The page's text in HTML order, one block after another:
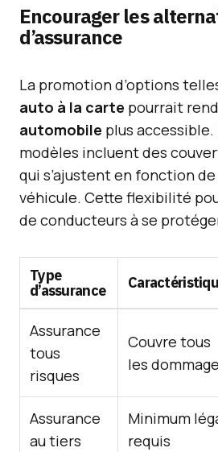
Encourager les
d’assurance
La promotion d’options
auto à la carte pourrait
automobile plus accessible.
modèles incluent des
qui s’ajustent en fonction
véhicule. Cette flexibilité
de conducteurs à se
Type
d’assurance
Assurance
tous
risques
Couvre tous
les
Assurance
au tiers
Minimum
requis